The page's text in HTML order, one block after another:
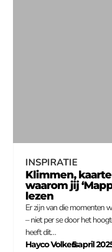
INSPIRATIE
Klimmen,
waarom jij
lezen
Er zijn van die momenten
– niet per se door het
heeft dit…
Hayco Volkers
–
5 april